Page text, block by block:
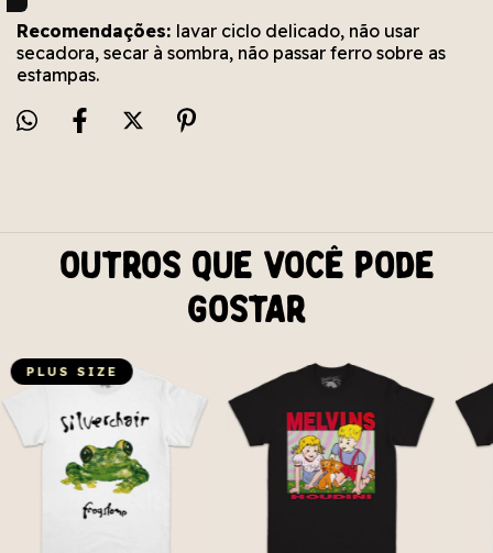
Recomendações: lavar ciclo delicado, não usar
secadora, secar à sombra, não passar ferro sobre as
estampas.
Outros que você pode
gostar
PLUS SIZE